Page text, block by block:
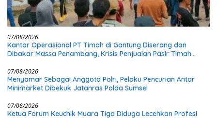
07/08/2026
Kantor Operasional PT Timah di Gantung Diserang dan
Dibakar Massa Penambang, Krisis Penjualan Pasir Timah
07/08/2026
Menyamar Sebagai Anggota Polri, Pelaku Pencurian Antar
Minimarket Dibekuk Jatanras Polda Sumsel
07/08/2026
Ketua Forum Keuchik Muara Tiga Diduga Lecehkan Profesi